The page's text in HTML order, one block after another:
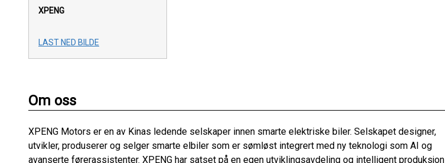
XPENG
LAST NED BILDE
Om oss
XPENG Motors er en av Kinas ledende selskaper innen smarte elektriske biler. Selskapet designer,
utvikler, produserer og selger smarte elbiler som er sømløst integrert med ny teknologi som AI og
avanserte førerassistenter. XPENG har satset på en egen utviklingsavdeling og intelligent produksjon